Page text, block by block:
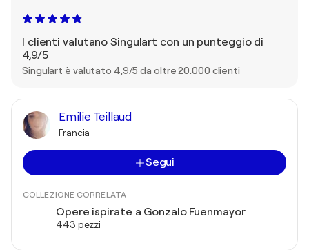
I clienti valutano Singulart con un punteggio di
4,9/5
Singulart è valutato 4,9/5 da oltre 20.000 clienti
Emilie Teillaud
Francia
Segui
COLLEZIONE CORRELATA
Opere ispirate a Gonzalo Fuenmayor
443 pezzi